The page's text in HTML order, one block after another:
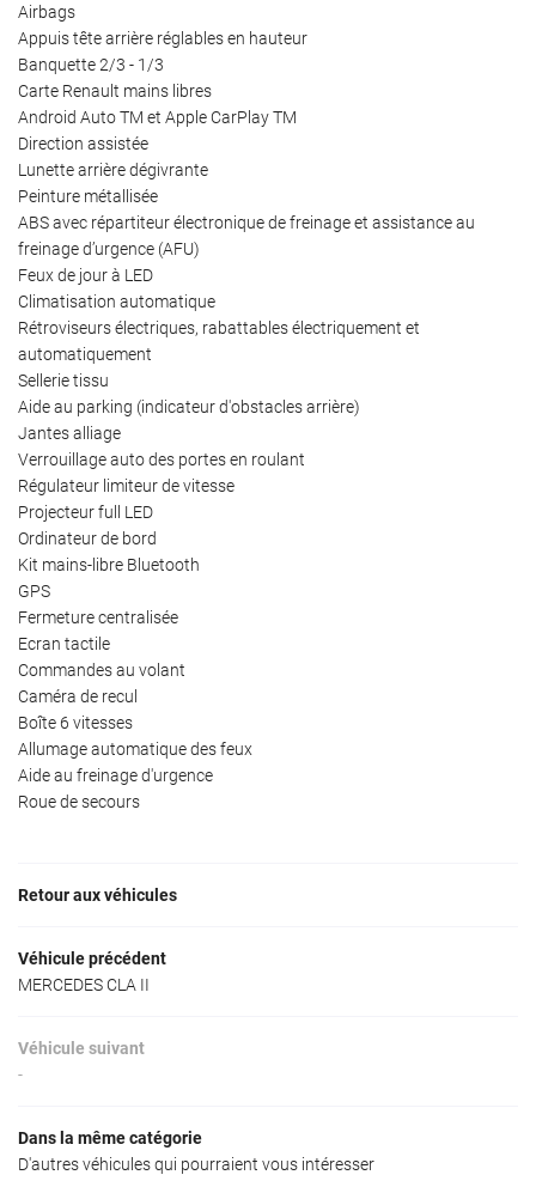
Airbags
Appuis tête arrière réglables en hauteur
Banquette 2/3 - 1/3
Carte Renault mains libres
Android Auto TM et Apple CarPlay TM
Direction assistée
Lunette arrière dégivrante
Peinture métallisée
ABS avec répartiteur électronique de freinage et assistance au
freinage d’urgence (AFU)
Feux de jour à LED
Climatisation automatique
Rétroviseurs électriques, rabattables électriquement et
automatiquement
Sellerie tissu
Aide au parking (indicateur d'obstacles arrière)
Jantes alliage
Verrouillage auto des portes en roulant
Régulateur limiteur de vitesse
Projecteur full LED
Ordinateur de bord
Kit mains-libre Bluetooth
GPS
Fermeture centralisée
Ecran tactile
Commandes au volant
Caméra de recul
Boîte 6 vitesses
Allumage automatique des feux
Aide au freinage d'urgence
Roue de secours
Retour aux véhicules
Véhicule précédent
MERCEDES CLA II
Véhicule suivant
-
Dans la même catégorie
D'autres véhicules qui pourraient vous intéresser